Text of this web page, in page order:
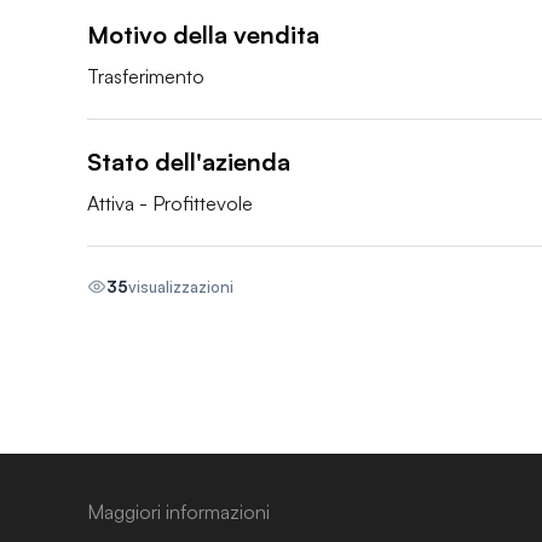
Motivo della vendita
Trasferimento
Stato dell'azienda
Attiva - Profittevole
35visualizzazioni
Maggiori informazioni